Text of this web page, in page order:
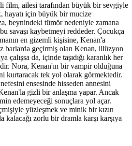
film, ailesi tarafından büyük bir sevgiyle
hayatı için büyük bir mucize
beynindeki tümör nedeniyle zamana
bu savaşı kaybetmeyi reddeder. Çocukça
en gizemli kişisine, Kenan'a
barlarda geçirmiş olan Kenan, illüzyon
çalışsa da, içinde taşıdığı karanlık her
Nora, Kenan'ın bir vampir olduğuna
kurtaracak tek yol olarak görmektedir.
ensesinde hisseden annesini
gizli bir anlaşma yapar. Ancak
edemeyeceği sonuçlara yol açar.
yüzleşmek ve minik bir kızın
zorlu bir dramla karşı karşıya